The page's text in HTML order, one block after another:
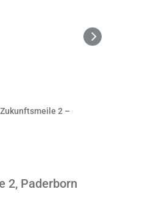
2 –
2, Paderborn